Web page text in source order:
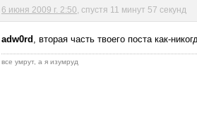
6 июня 2009 г. 2:50 , спустя 11 минут 57 секунд
adw0rd , вторая часть твоего поста как-
все умрут, а я изумруд